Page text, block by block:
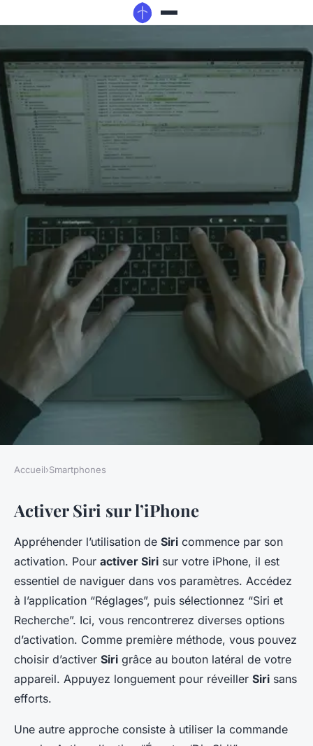
SMARTPHONES
Comment utiliser Siri,
l'assistant vocal de l'iPhone ?
Gabriel•20 décembre 2024•4 min de lecture
Accueil›Smartphones
Activer Siri sur l’iPhone
Appréhender l’utilisation de Siri commence par son
activation. Pour activer Siri sur votre iPhone, il est
essentiel de naviguer dans vos paramètres. Accédez
à l’application “Réglages”, puis sélectionnez “Siri et
Recherche”. Ici, vous rencontrerez diverses options
d’activation. Comme première méthode, vous pouvez
choisir d’activer Siri grâce au bouton latéral de votre
appareil. Appuyez longuement pour réveiller Siri sans
efforts.
Une autre approche consiste à utiliser la commande